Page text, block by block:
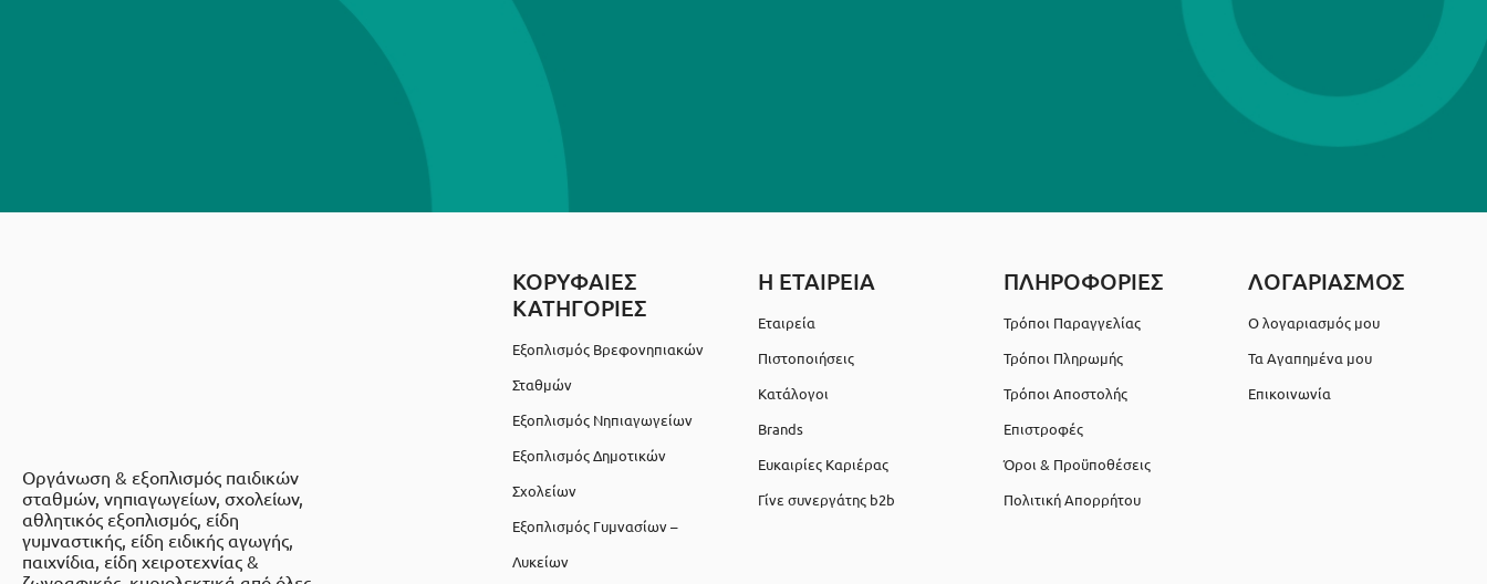
Οργάνωση & εξοπλισμός παιδικών
σταθμών, νηπιαγωγείων, σχολείων,
αθλητικός εξοπλισμός, είδη
γυμναστικής, είδη ειδικής αγωγής,
παιχνίδια, είδη χειροτεχνίας &
ΚΟΡΥΦΑΙΕΣ
ΚΑΤΗΓΟΡΙΕΣ
Εξοπλισμός Βρεφονηπιακών
Σταθμών
Εξοπλισμός Νηπιαγωγείων
Εξοπλισμός Δημοτικών
Σχολείων
Εξοπλισμός Γυμνασίων –
Λυκείων
Η ΕΤΑΙΡΕΙΑ
Εταιρεία
Πιστοποιήσεις
Κατάλογοι
Brands
Ευκαιρίες Καριέρας
Γίνε συνεργάτης b2b
ΠΛΗΡΟΦΟΡΙΕΣ
Τρόποι Παραγγελίας
Τρόποι Πληρωμής
Τρόποι Αποστολής
Επιστροφές
Όροι & Προϋποθέσεις
Πολιτική Απορρήτου
ΛΟΓΑΡΙΑΣΜΟΣ
Ο λογαριασμός μου
Τα Αγαπημένα μου
Επικοινωνία